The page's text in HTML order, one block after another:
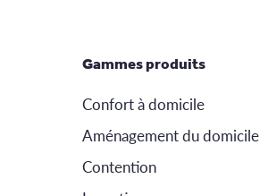
Gammes produits
Confort à domicile
Aménagement du domicile
Contention